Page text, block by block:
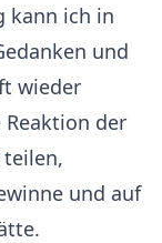
kann ich in
und
wieder
der
und auf